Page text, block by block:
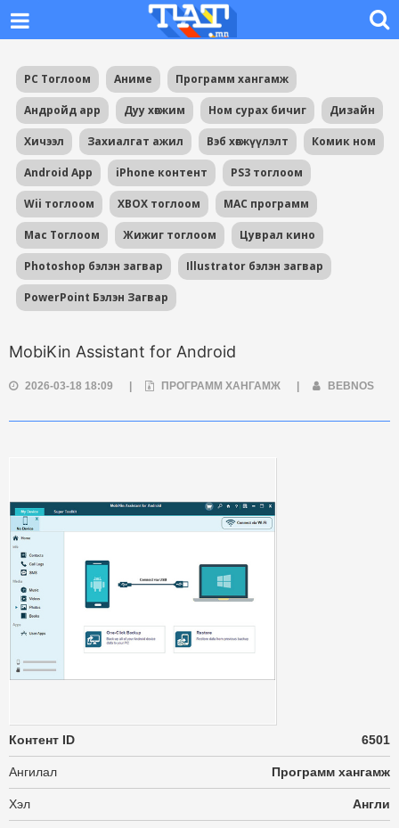
PC Тоглоом Аниме Программ хангамж
Андройд app Дуу хөгжим Ном сурах бичиг Дизайн
Хичээл Захиалгат ажил Вэб хөгжүүлэлт Комик ном
Android App iPhone контент PS3 тоглоом
Wii тоглоом XBOX тоглоом MAC программ
Mac Тоглоом Жижиг тоглоом Цуврал кино
Photoshop бэлэн загвар Illustrator бэлэн загвар
PowerPoint Бэлэн Загвар
MobiKin Assistant for Android
2026-03-18 18:09 ПРОГРАММ ХАНГАМЖ BEBNOS
Контент ID 6501
Ангилал Программ хангамж
Хэл Англи